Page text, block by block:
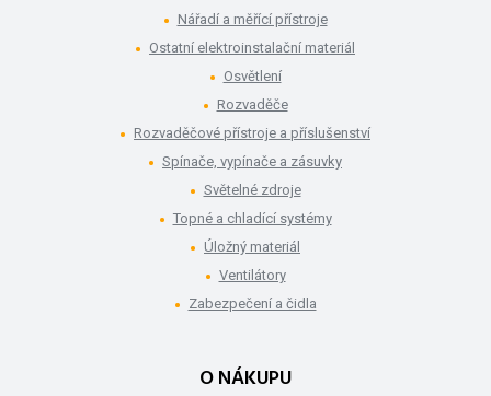
Nářadí a měřící přístroje
Ostatní elektroinstalační materiál
Osvětlení
Rozvaděče
Rozvaděčové přístroje a příslušenství
Spínače, vypínače a zásuvky
Světelné zdroje
Topné a chladící systémy
Úložný materiál
Ventilátory
Zabezpečení a čidla
O NÁKUPU